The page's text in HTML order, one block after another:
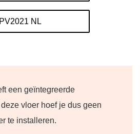
NL
een geïntegreerde
vloer hoef je dus geen
te installeren.